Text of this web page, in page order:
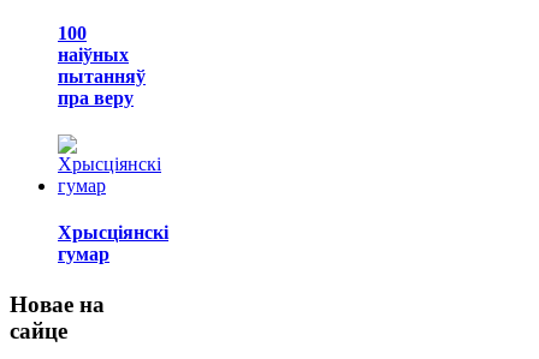
100
наіўных
пытанняў
пра веру
Хрысціянскі
гумар
Новае на
сайце